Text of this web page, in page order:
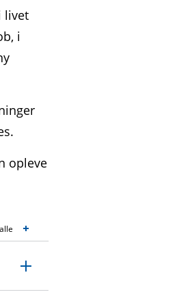
livet
i
opleve